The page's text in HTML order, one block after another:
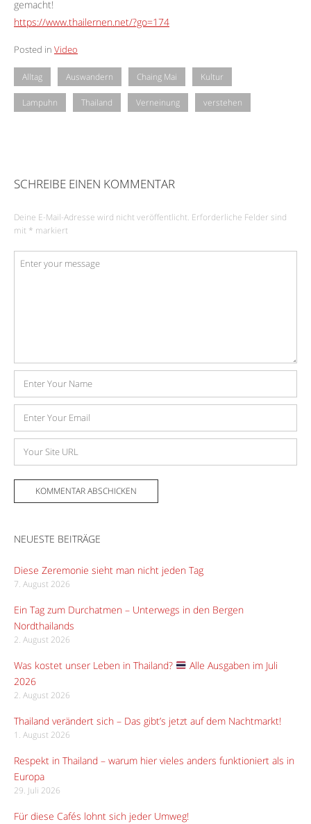
gemacht!
https://www.thailernen.net/?go=174
Posted in Video
Alltag Auswandern Chaing Mai Kultur
Lampuhn Thailand Verneinung verstehen
SCHREIBE EINEN KOMMENTAR
Deine E-Mail-Adresse wird nicht veröffentlicht. Erforderliche Felder sind
mit * markiert
Kommentar
Name
Adresse
Website
NEUESTE BEITRÄGE
Diese Zeremonie sieht man nicht jeden Tag
7. August 2026
Ein Tag zum Durchatmen – Unterwegs in den Bergen
Nordthailands
2. August 2026
Was kostet unser Leben in Thailand?
Alle Ausgaben im Juli
2026
2. August 2026
Thailand verändert sich – Das gibt’s jetzt auf dem Nachtmarkt!
1. August 2026
Respekt in Thailand – warum hier vieles anders funktioniert als in
Europa
29. Juli 2026
Für diese Cafés lohnt sich jeder Umweg!